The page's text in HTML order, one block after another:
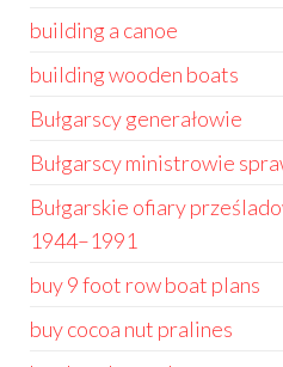
building a canoe
building wooden boats
Bułgarscy generałowie
Bułgarscy ministrowie
Bułgarskie ofiary
1944–1991
buy 9 foot row boat plans
buy cocoa nut pralines